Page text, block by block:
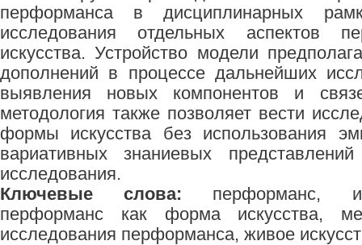
перформанса в дисциплинарных
исследования отдельных аспектов
искусства. Устройство модели
дополнений в процессе дальнейших
выявления новых компонентов и
методология также позволяет вести
формы искусства без использования
вариативных знаниевых
исследования.
Ключевые слова: перформанс,
перформанс как форма искусства,
исследования перформанса, живое